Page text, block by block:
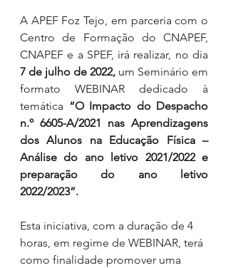
A APEF Foz Tejo, em parceria com o
Centro de Formação do CNAPEF,
7 de julho de 2022, um Seminário em
formato WEBINAR dedicado à
temática “O Impacto do Despacho
n.º 6605-A/2021 nas Aprendizagens
dos Alunos na Educação Física –
Análise do ano letivo 2021/2022 e
preparação do ano letivo
2022/2023”.
Esta iniciativa, com a duração de 4
horas, em regime de WEBINAR, terá
como finalidade promover uma